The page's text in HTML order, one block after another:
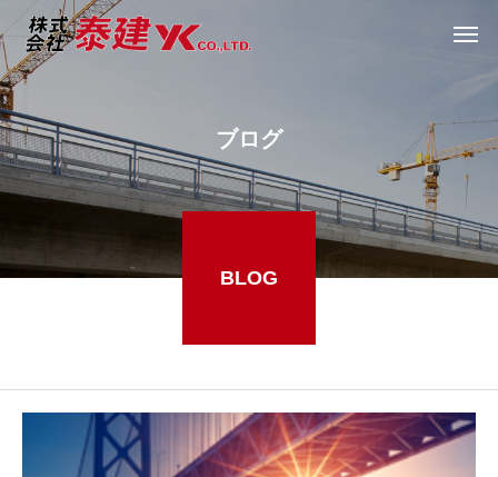
ブロ グ
BLOG